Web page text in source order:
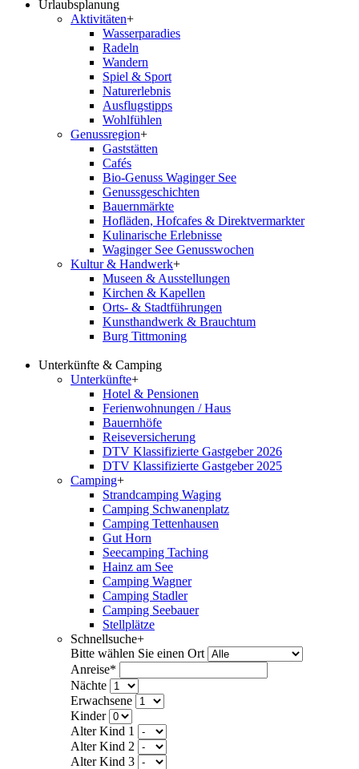
Urlaubsplanung
Aktivitäten+
Wasserparadies
Radeln
Wandern
Spiel & Sport
Naturerlebnis
Ausflugstipps
Wohlfühlen
Genussregion+
Gaststätten
Cafés
Bio-Genuss Waginger See
Genussgeschichten
Bauernmärkte
Hofläden, Hofcafes & Direktvermarkter
Kulinarische Erlebnisse
Waginger See Genusswochen
Kultur & Handwerk+
Museen & Ausstellungen
Kirchen & Kapellen
Orts- & Stadtführungen
Kunsthandwerk & Brauchtum
Burg Tittmoning
Unterkünfte & Camping
Unterkünfte+
Hotel & Pensionen
Ferienwohnungen / Haus
Bauernhöfe
Reiseversicherung
DTV Klassifizierte Gastgeber 2026
DTV Klassifizierte Gastgeber 2025
Camping+
Strandcamping Waging
Camping Schwanenplatz
Camping Tettenhausen
Gut Horn
Seecamping Taching
Hainz am See
Camping Wagner
Camping Stadler
Camping Seebauer
Stellplätze
Schnellsuche+
Bitte wählen Sie einen Ort
Anreise*
Nächte
Erwachsene
Kinder
Alter Kind 1
Alter Kind 2
Alter Kind 3